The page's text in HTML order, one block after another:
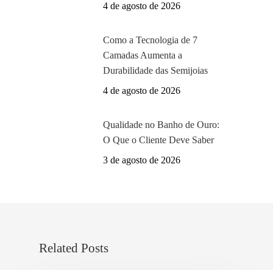
4 de agosto de 2026
Como a Tecnologia de 7
Camadas Aumenta a
Durabilidade das Semijoias
4 de agosto de 2026
Qualidade no Banho de Ouro:
O Que o Cliente Deve Saber
3 de agosto de 2026
Related Posts